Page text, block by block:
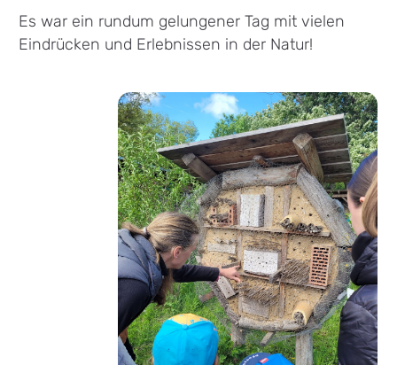
Es war ein rundum gelungener Tag mit vielen
Eindrücken und Erlebnissen in der Natur!